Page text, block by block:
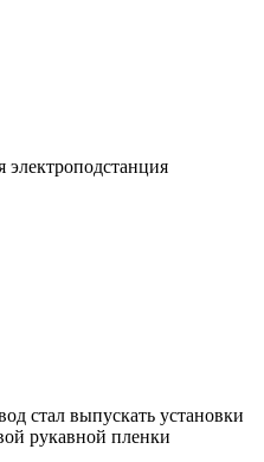
электроподстанция
стал выпускать установки
рукавной пленки